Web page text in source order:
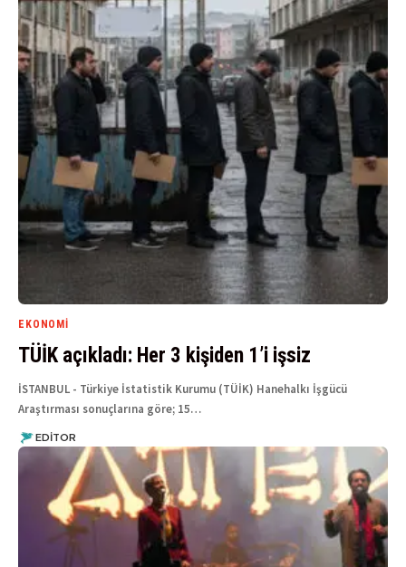
EKONOMI
TÜİK açıkladı: Her 3 kişiden 1’i işsiz
İSTANBUL - Türkiye İstatistik Kurumu (TÜİK) Hanehalkı İşgücü
Araştırması sonuçlarına göre; 15…
EDITOR